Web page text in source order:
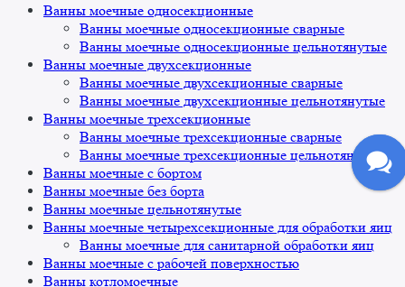
Ванны моечные односекционные
Ванны моечные односекционные сварные
Ванны моечные односекционные цельнотянутые
Ванны моечные двухсекционные
Ванны моечные двухсекционные сварные
Ванны моечные двухсекционные цельнотянутые
Ванны моечные трехсекционные
Ванны моечные трехсекционные сварные
Ванны моечные трехсекционные цельнотянутые
Ванны моечные с бортом
Ванны моечные без борта
Ванны моечные цельнотянутые
Ванны моечные четырехсекционные для обработки яиц
Ванны моечные для санитарной обработки яиц
Ванны моечные с рабочей поверхностью
Ванны котломоечные